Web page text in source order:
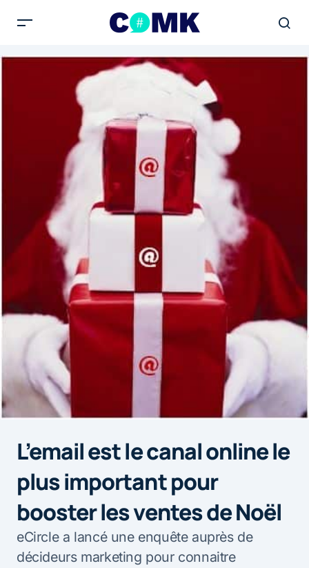
L’email est le canal online le
plus important pour
booster les ventes de Noël
eCircle a lancé une enquête auprès de
décideurs marketing pour connaitre